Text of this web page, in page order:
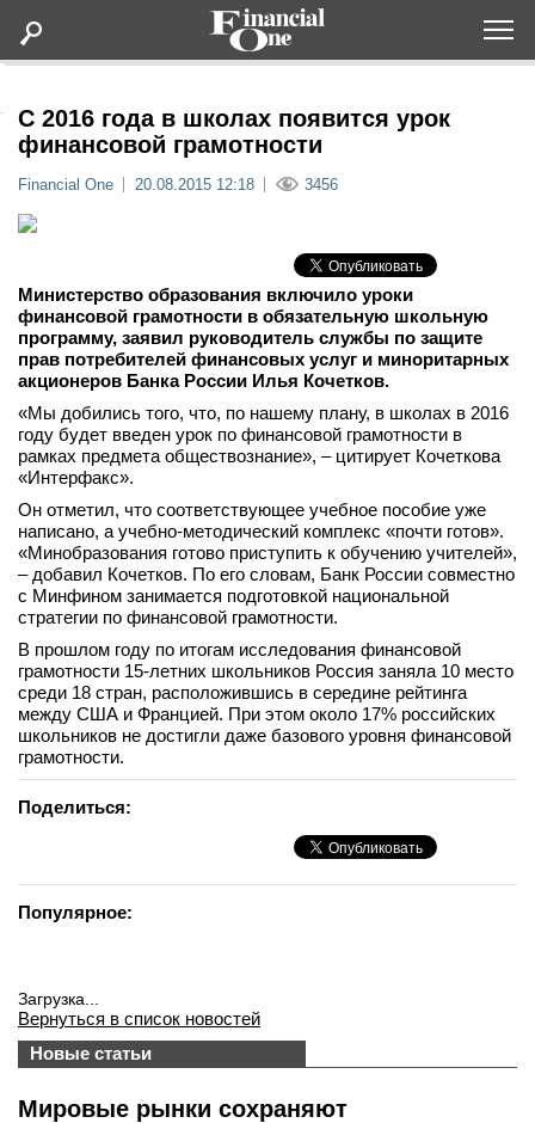
Статьи
Lifestyle
Мероприятия
Новости
Интервью
вконтакте
телеграм
Вход
С 2016 года в школах появится урок
финансовой грамотности
Financial One 20.08.2015 12:18 3456
Министерство образования включило уроки
финансовой грамотности в обязательную школьную
программу, заявил руководитель службы по защите
прав потребителей финансовых услуг и миноритарных
акционеров Банка России Илья Кочетков.
«Мы добились того, что, по нашему плану, в школах в 2016
году будет введен урок по финансовой грамотности в
рамках предмета обществознание», – цитирует Кочеткова
«Интерфакс».
Он отметил, что соответствующее учебное пособие уже
написано, а учебно-методический комплекс «почти готов».
«Минобразования готово приступить к обучению учителей»,
– добавил Кочетков. По его словам, Банк России совместно
с Минфином занимается подготовкой национальной
стратегии по финансовой грамотности.
В прошлом году по итогам исследования финансовой
грамотности 15-летних школьников Россия заняла 10 место
среди 18 стран, расположившись в середине рейтинга
между США и Францией. При этом около 17% российских
школьников не достигли даже базового уровня финансовой
грамотности.
Поделиться:
Популярное:
Загрузка...
Вернуться в список новостей
Новые статьи
Мировые рынки сохраняют